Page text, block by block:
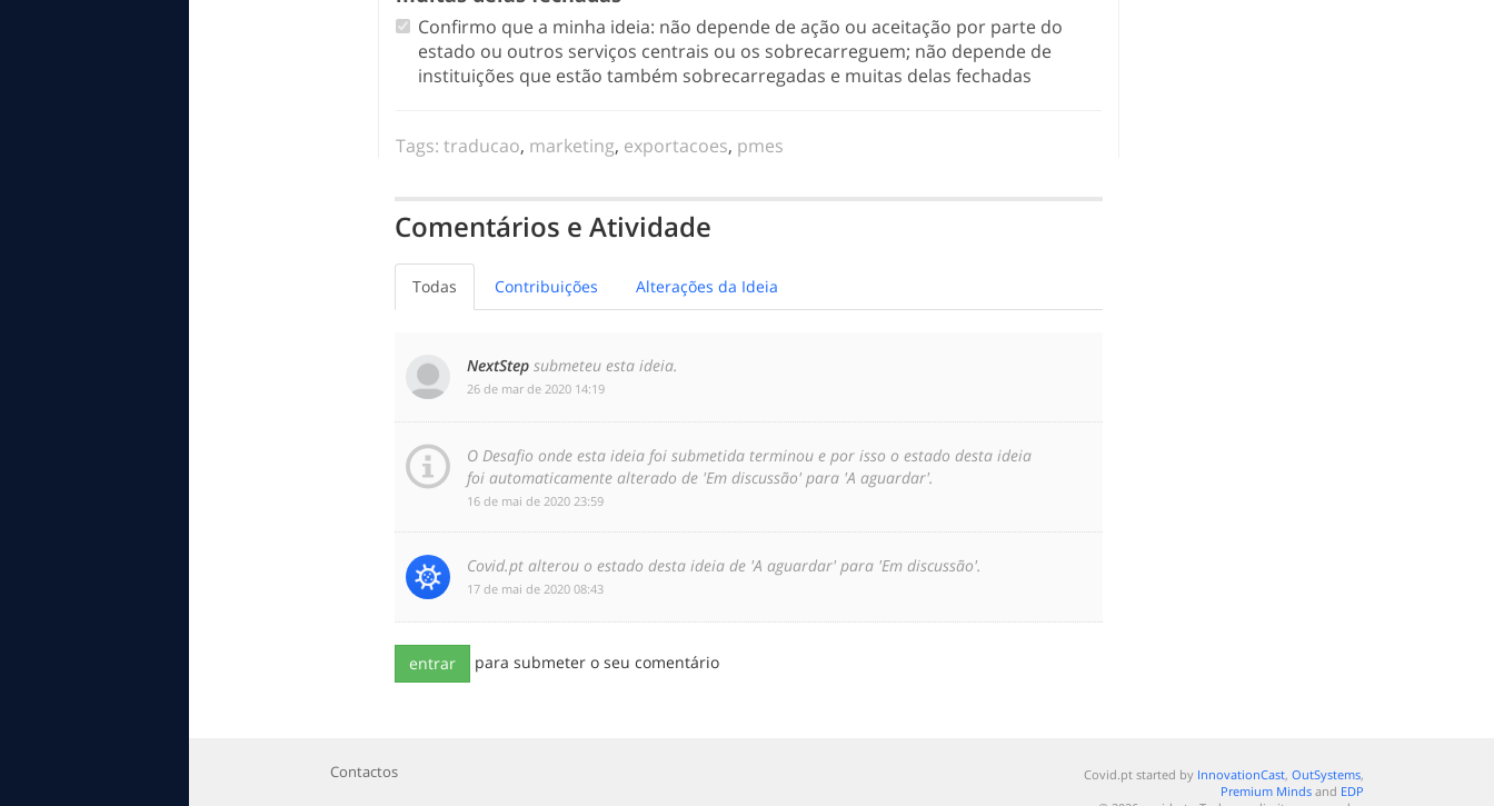
Confirmo que a minha ideia: não depende de ação ou aceitação por parte do
estado ou outros serviços centrais ou os sobrecarreguem; não depende de
instituições que estão também sobrecarregadas e muitas delas fechadas
Tags:traducao, marketing, exportacoes, pmes
Comentários e Atividade
Todas Contribuições Alterações da Ideia
NextStep submeteu esta ideia.
‎26 de mar de 2020 14:19
O Desafio onde esta ideia foi submetida terminou e por isso o estado desta ideia
foi automaticamente alterado de 'Em discussão' para 'A aguardar'.
‎16 de mai de 2020 23:59
Covid.pt alterou o estado desta ideia de 'A aguardar' para 'Em discussão'.
‎17 de mai de 2020 08:43
entrar para submeter o seu comentário
Contactos Covid.pt started by InnovationCast, OutSystems,
Premium Mindsand EDP